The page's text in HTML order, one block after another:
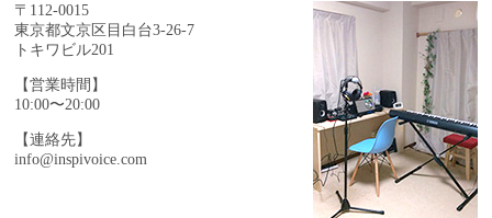
〒112-0015
東京都文京区目白台3-26-7
トキワビル201
【営業時間】
10:00〜20:00
【連絡先】
info@inspivoice.com